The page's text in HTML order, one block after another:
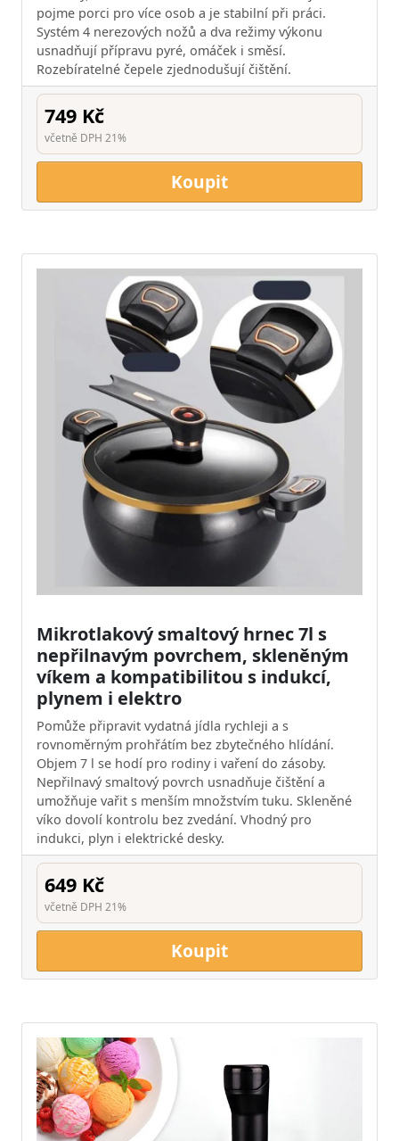
pojme porci pro více osob a je stabilní při práci.
Systém 4 nerezových nožů a dva režimy výkonu
usnadňují přípravu pyré, omáček i směsí.
Rozebíratelné čepele zjednodušují čištění.
749 Kč
včetně DPH 21%
Koupit
Mikrotlakový smaltový hrnec 7l s
nepřilnavým povrchem, skleněným
víkem a kompatibilitou s indukcí,
plynem i elektro
Pomůže připravit vydatná jídla rychleji a s
rovnoměrným prohřátím bez zbytečného hlídání.
Objem 7 l se hodí pro rodiny i vaření do zásoby.
Nepřilnavý smaltový povrch usnadňuje čištění a
umožňuje vařit s menším množstvím tuku. Skleněné
víko dovolí kontrolu bez zvedání. Vhodný pro
indukci, plyn i elektrické desky.
649 Kč
včetně DPH 21%
Koupit